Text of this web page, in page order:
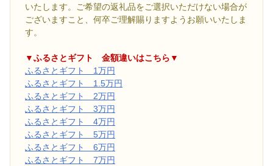
いたします。ご希望の返礼品をご選択いただけない場合が
ございますこと、何卒ご理解賜りますようお願いいたしま
す。
▼ふるさとギフト 金額違いはこちら▼
ふるさとギフト 1万円
ふるさとギフト 1.5万円
ふるさとギフト 2万円
ふるさとギフト 3万円
ふるさとギフト 4万円
ふるさとギフト 5万円
ふるさとギフト 6万円
ふるさとギフト 7万円